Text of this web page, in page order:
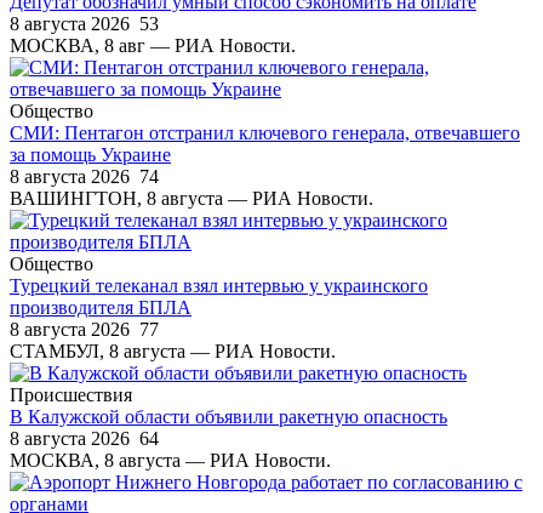
8 августа 2026 53
МОСКВА, 8 авг — РИА Новости.
Общество
СМИ: Пентагон отстранил ключевого генерала, отвечавшего
за помощь Украине
8 августа 2026 74
ВАШИНГТОН, 8 августа — РИА Новости.
Общество
Турецкий телеканал взял интервью у украинского
производителя БПЛА
8 августа 2026 77
СТАМБУЛ, 8 августа — РИА Новости.
Происшествия
В Калужской области объявили ракетную опасность
8 августа 2026 64
МОСКВА, 8 августа — РИА Новости.